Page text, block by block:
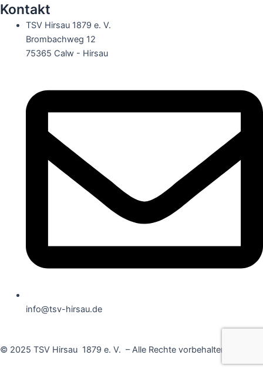
Kontakt
TSV Hirsau 1879 e. V.
Brombachweg 12
75365 Calw - Hirsau
info@tsv-hirsau.de
© 2025 TSV Hirsau 1879 e. V. – Alle Rechte vorbehalten